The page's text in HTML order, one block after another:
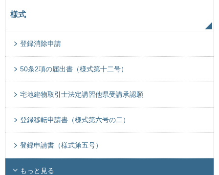
様式
登録消除申請
50条2項の届出書（様式第十二号）
宅地建物取引士法定講習他県受講承認願
登録移転申請書（様式第六号の二）
登録申請書（様式第五号）
もっと見る